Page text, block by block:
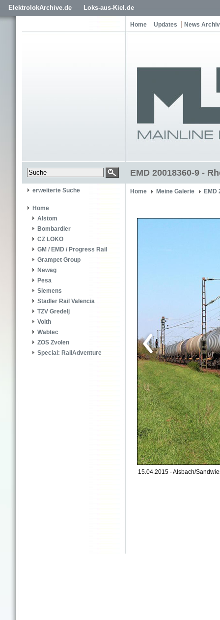
ElektrolokArchive.de Loks-aus-Kiel.de
Home Updates News Archiv
EMD 20018360-9 -
erweiterte Suche
Home
Alstom
Bombardier
CZ LOKO
GM / EMD / Progress Rail
Grampet Group
Newag
Pesa
Siemens
Stadler Rail Valencia
TZV Gredelj
Voith
Wabtec
ZOS Zvolen
Special: RailAdventure
Home Meine Galerie EMD
15.04.2015 - Alsbach/